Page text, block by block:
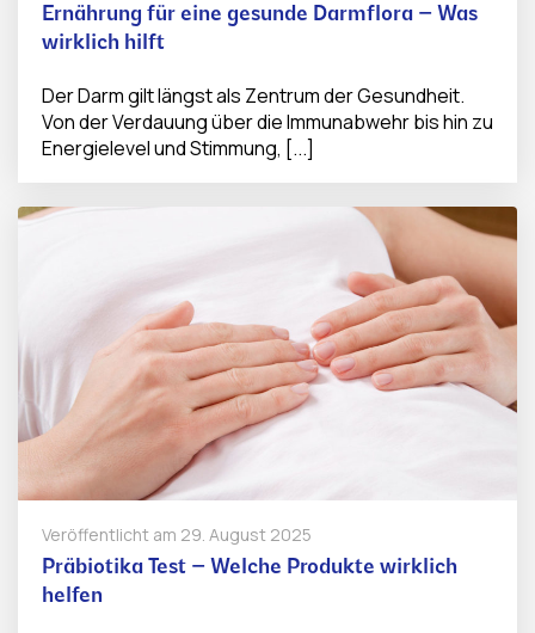
Ernährung für eine gesunde Darmflora – Was
wirklich hilft
Der Darm gilt längst als Zentrum der Gesundheit.
Von der Verdauung über die Immunabwehr bis hin zu
Energielevel und Stimmung, [...]
Veröffentlicht am 29. August 2025
Präbiotika Test – Welche Produkte wirklich
helfen